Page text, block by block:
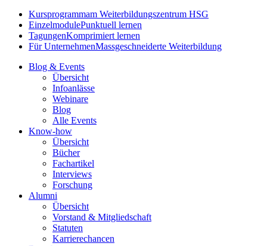
Kursprogrammam Weiterbildungszentrum HSG
EinzelmodulePunktuell lernen
TagungenKomprimiert lernen
Für UnternehmenMassgeschneiderte Weiterbildung
Blog & Events
Übersicht
Infoanlässe
Webinare
Blog
Alle Events
Know-how
Übersicht
Bücher
Fachartikel
Interviews
Forschung
Alumni
Übersicht
Vorstand & Mitgliedschaft
Statuten
Karrierechancen